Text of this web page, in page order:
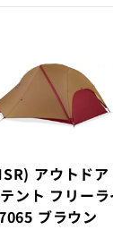
アウトド
ント フリー
ブラウン